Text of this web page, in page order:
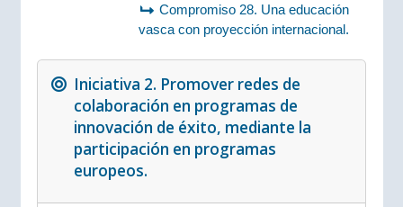
Compromiso 28. Una educación
vasca con proyección internacional.
Iniciativa 2. Promover redes de
colaboración en programas de
innovación de éxito, mediante la
participación en programas
europeos.